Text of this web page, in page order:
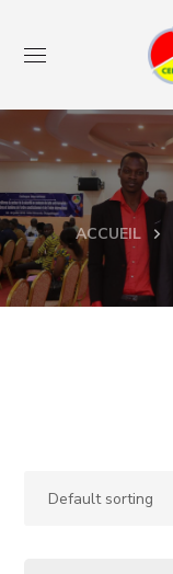
ACCUEIL